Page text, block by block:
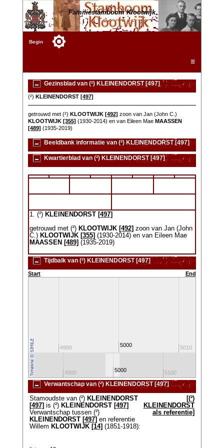
Familiestamboom Klootwijk
Begin
☰
Gezinsblad van (²) KLEINENDORST [497]
(²) KLEINENDORST [497]
getrouwd met (²) KLOOTWIJK [492] zoon van Jan (John C.)
KLOOTWIJK [355] (1930-2014) en van Eileen Mae MAASSEN
[489] (1935-2019)
Beeldbank informatie van (²) KLEINENDORST [497]
Kwartierblad van (²) KLEINENDORST [497]
1. (²) KLEINENDORST [497]
getrouwd met (²) KLOOTWIJK [492] zoon van Jan (John
C.) KLOOTWIJK [355] (1930-2014) en van Eileen Mae
MAASSEN [489] (1935-2019)
Tijdbalk van (²) KLEINENDORST [497]
Start End
4990 5000 5010
4900 5000 5100
Verwantschap van (²) KLEINENDORST [497]
Stamoudste van (²) KLEINENDORST
[497] is (²) KLEINENDORST [497]
Verwantschap tussen (²)
KLEINENDORST [497] en referentie
Willem KLOOTWIJK [14] (1851-1918):
[(²)
KLEINENDORST
als referentie]